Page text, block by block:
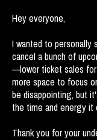
Hey everyone,
Iwanted to personally
cancel a bunch of
—lower ticket sales
more space to focus
be disappointing, but
the time and energy it
Thank you for your